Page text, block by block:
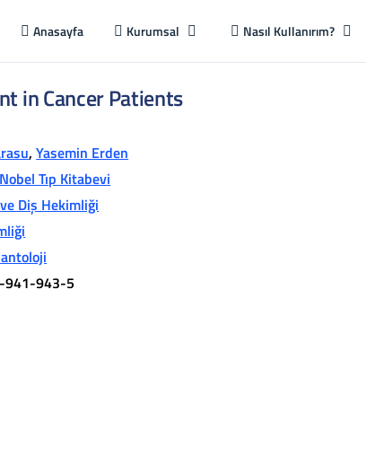
Anasayfa Kurumsal Nasıl Kullanırım?
in Cancer Patients
,Yasemin Erden
Tıp Kitabevi
ve Diş Hekimliği
943-5